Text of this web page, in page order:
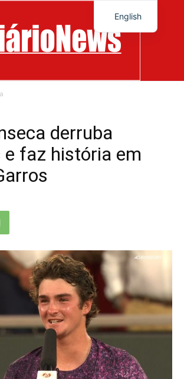
News
derruba
e faz história em
English